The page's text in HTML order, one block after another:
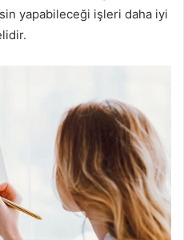
yapabileceği işleri daha iyi